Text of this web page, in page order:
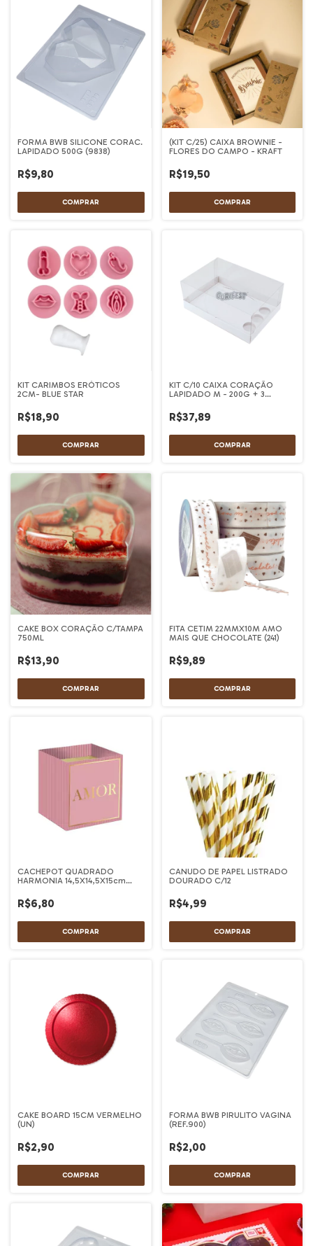
FORMA BWB SILICONE CORAC.
LAPIDADO 500G (9838)
R$9,80
(KIT C/25) CAIXA BROWNIE -
FLORES DO CAMPO - KRAFT
R$19,50
KIT CARIMBOS ERÓTICOS
2CM- BLUE STAR
R$18,90
KIT C/10 CAIXA CORAÇÃO
LAPIDADO M - 200G + 3
R$37,89
CAKE BOX CORAÇÃO C/TAMPA
750ML
R$13,90
FITA CETIM 22MMX10M AMO
MAIS QUE CHOCOLATE (241)
R$9,89
CACHEPOT QUADRADO
HARMONIA 14,5X14,5X15cm
R$6,80
CANUDO DE PAPEL LISTRADO
DOURADO C/12
R$4,99
CAKE BOARD 15CM VERMELHO
(UN)
R$2,90
FORMA BWB PIRULITO VAGINA
(REF.900)
R$2,00